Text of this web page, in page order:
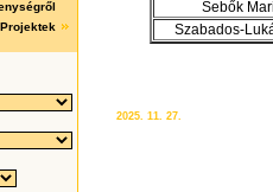
Projektek
Sebők
Szabados-
2025. 11. 27.